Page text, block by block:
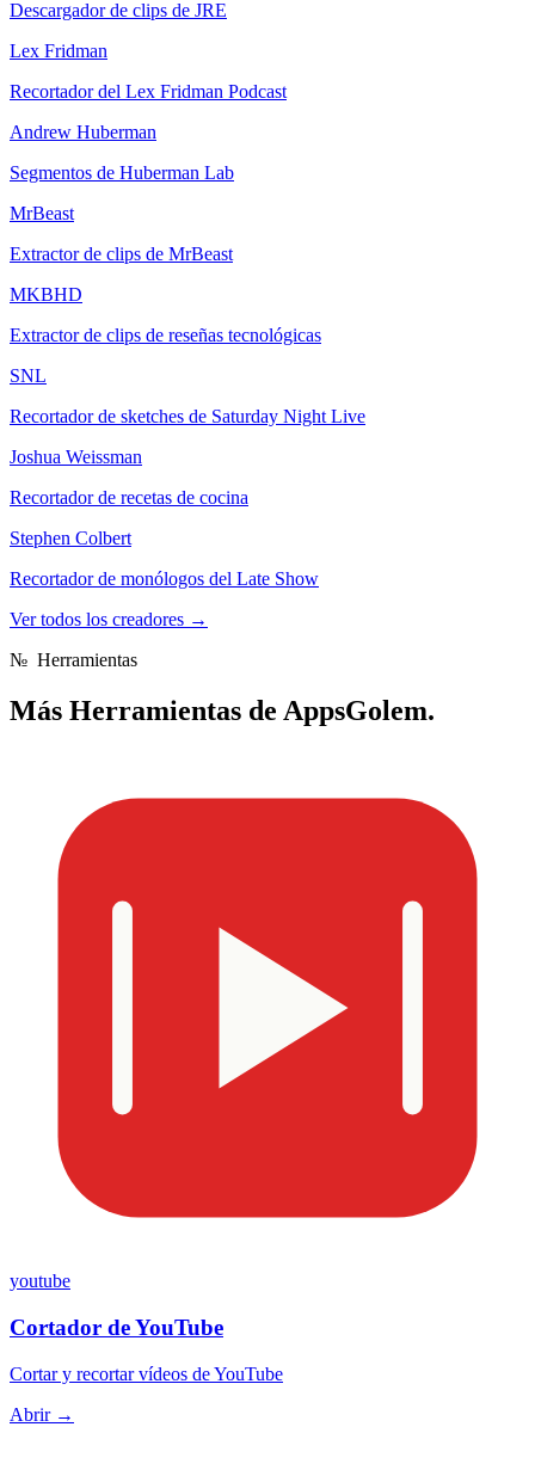
Descargador de clips de JRE
Lex Fridman
Recortador del Lex Fridman Podcast
Andrew Huberman
Segmentos de Huberman Lab
MrBeast
Extractor de clips de MrBeast
MKBHD
Extractor de clips de reseñas tecnológicas
SNL
Recortador de sketches de Saturday Night Live
Joshua Weissman
Recortador de recetas de cocina
Stephen Colbert
Recortador de monólogos del Late Show
Ver todos los creadores →
№ Herramientas
Más Herramientas de AppsGolem.
youtube
Cortador de YouTube
Cortar y recortar vídeos de YouTube
Abrir →